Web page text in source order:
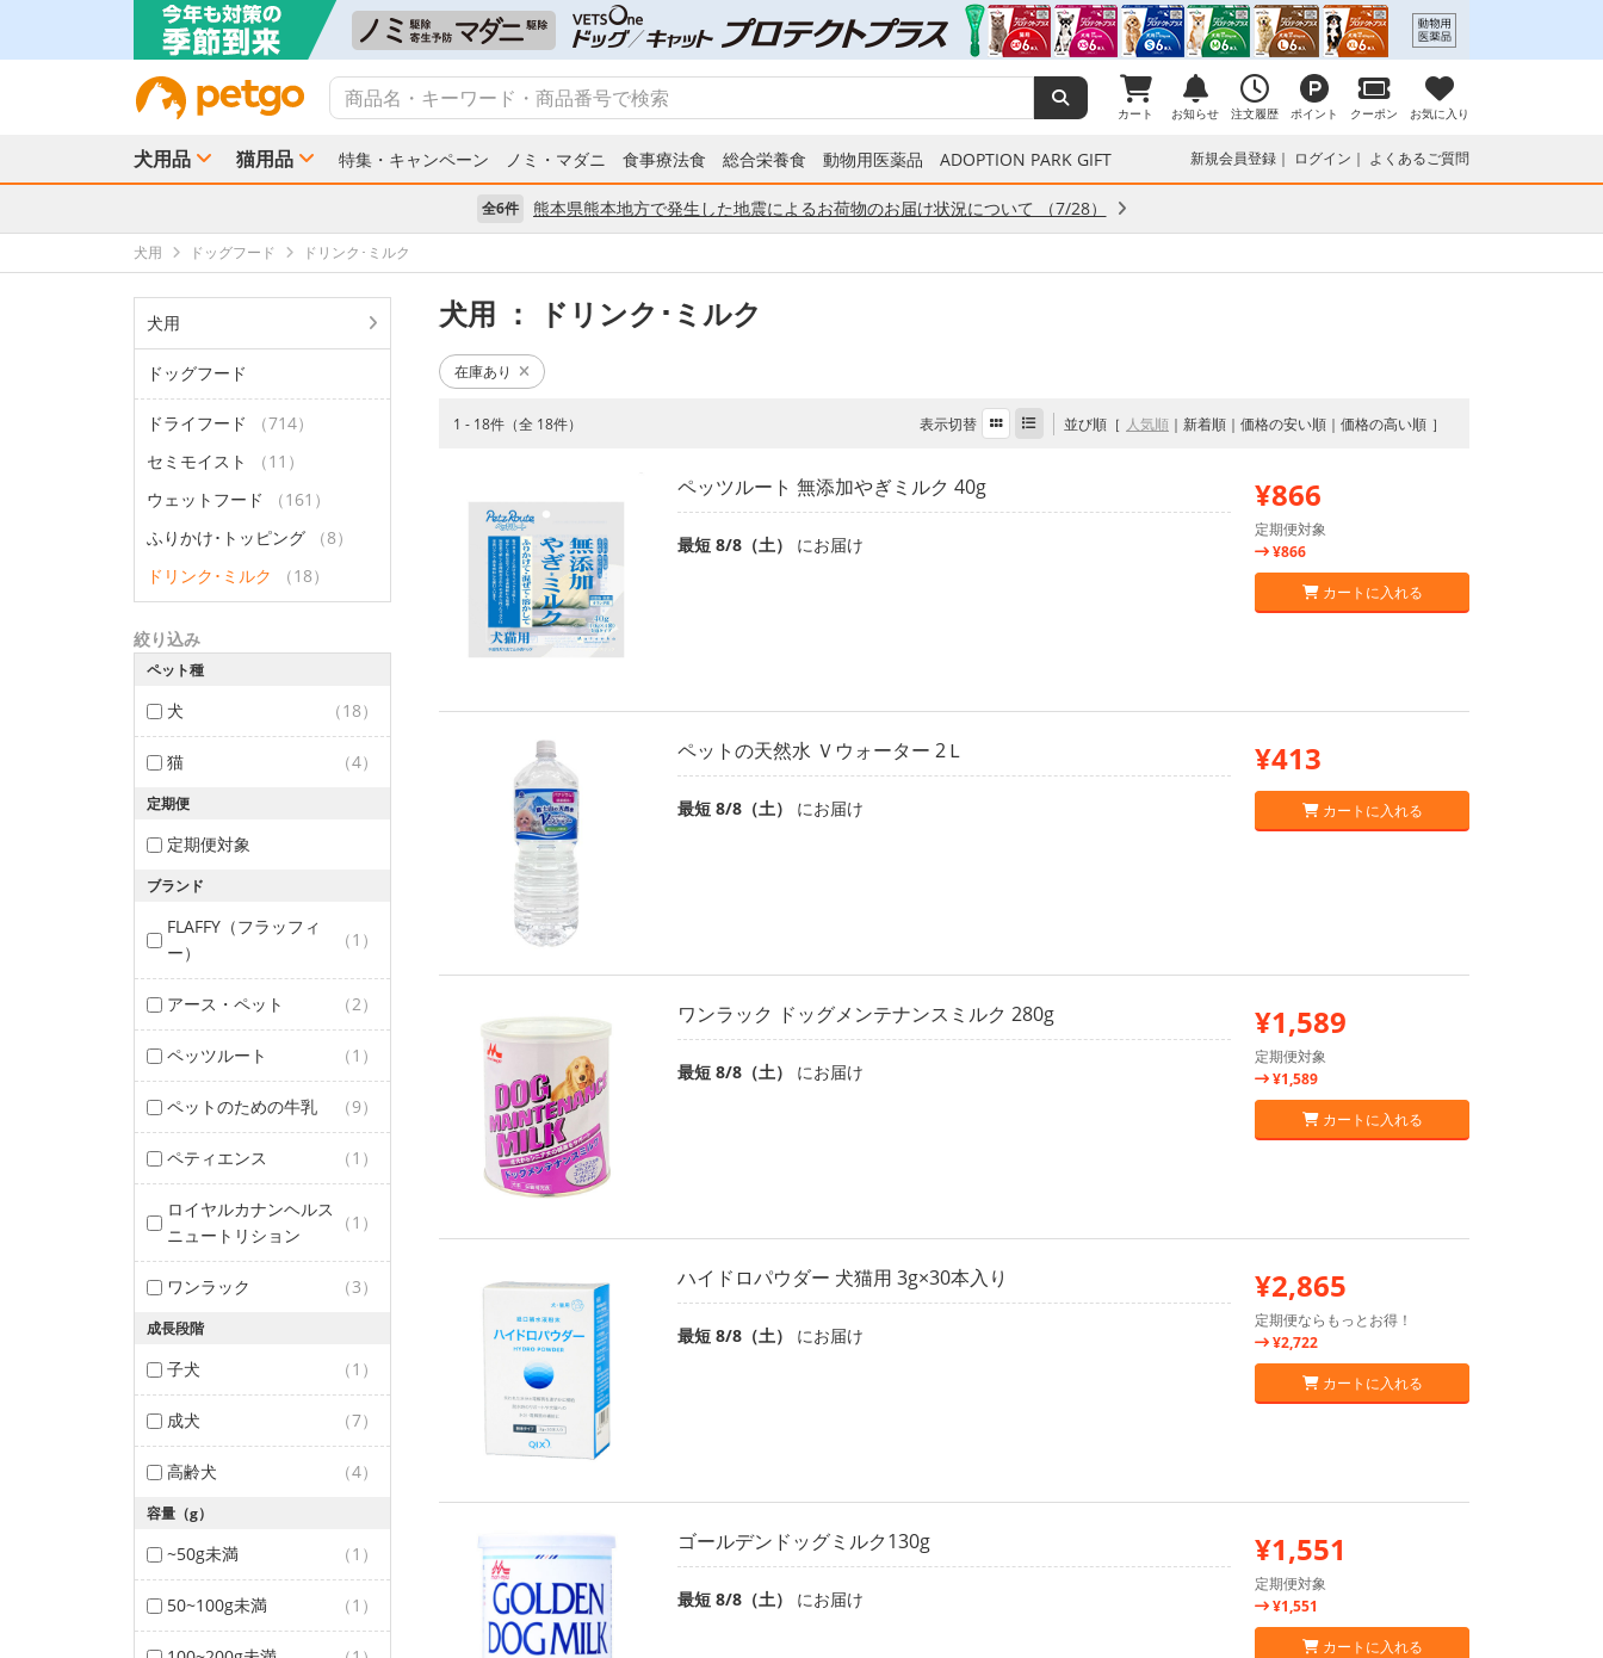
カート お知らせ 注文履歴 ポイント クーポン お気に入り
犬用品 猫用品 特集・キャンペーン ノミ・マダニ 食事療法食 総合栄養食 動物用医薬品 ADOPTION PARK GIFT 新規会員登録 ログイン よくあるご質問
全6件 熊本県熊本地方で発生した地震によるお荷物のお届け状況について （7/28）
犬用 ドッグフード ドリンク･ミルク
犬用
ドッグフード
ドライフード
（714）
セミモイスト
（11）
ウェットフード
（161）
ふりかけ･トッピング
（8）
ドリンク･ミルク
（18）
絞り込み
ペット種
犬 （18）
猫 （4）
定期便
定期便対象
ブランド
FLAFFY（フラッフィ
ー）
（1）
アース・ペット （2）
ペッツルート （1）
ペットのための牛乳 （9）
ペティエンス （1）
ロイヤルカナンヘルス
ニュートリション
（1）
ワンラック （3）
成長段階
子犬 （1）
成犬 （7）
高齢犬 （4）
容量（g）
~50g未満 （1）
50~100g未満 （1）
犬用 ： ドリンク･ミルク
在庫あり
1 - 18件（全 18件） 表示切替 並び順 人気順 新着順 価格の安い順 価格の高い順
ペッツルート 無添加やぎミルク 40g
最短 8/8（土） にお届け
¥866
定期便対象
¥866
カートに入れる
ペットの天然水 Ｖウォーター 2Ｌ
最短 8/8（土） にお届け
¥413
カートに入れる
ワンラック ドッグメンテナンスミルク 280g
最短 8/8（土） にお届け
¥1,589
定期便対象
¥1,589
カートに入れる
ハイドロパウダー 犬猫用 3g×30本入り
最短 8/8（土） にお届け
¥2,865
定期便ならもっとお得！
¥2,722
カートに入れる
ゴールデンドッグミルク130g
最短 8/8（土） にお届け
¥1,551
定期便対象
¥1,551
カートに入れる